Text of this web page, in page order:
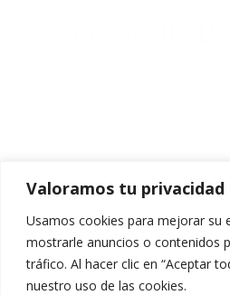
Valoramos tu privacidad
Usamos cookies para mejorar su
mostrarle anuncios o contenidos
tráfico. Al hacer clic en “Aceptar
nuestro uso de las cookies.
que ofrece el
Secretaría